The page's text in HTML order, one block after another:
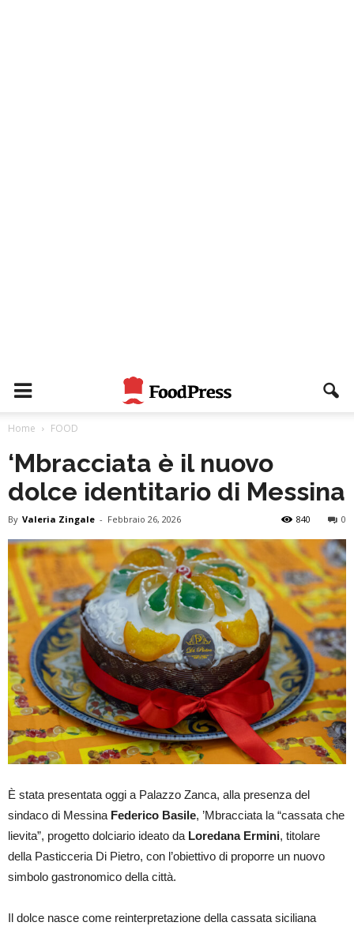
Home FOOD
‘Mbracciata è il nuovo
dolce identitario di Messina
By Valeria Zingale - Febbraio 26, 2026 0
840
È stata presentata oggi a Palazzo Zanca, alla presenza del
sindaco di Messina Federico Basile, ’Mbracciata la “cassata che
lievita”, progetto dolciario ideato da Loredana Ermini, titolare
della Pasticceria Di Pietro, con l’obiettivo di proporre un nuovo
simbolo gastronomico della città.
Il dolce nasce come reinterpretazione della cassata siciliana